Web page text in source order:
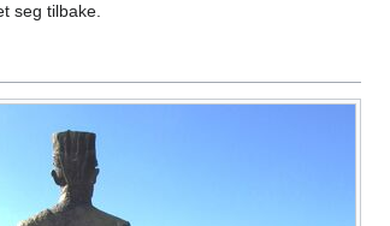
seg tilbake.